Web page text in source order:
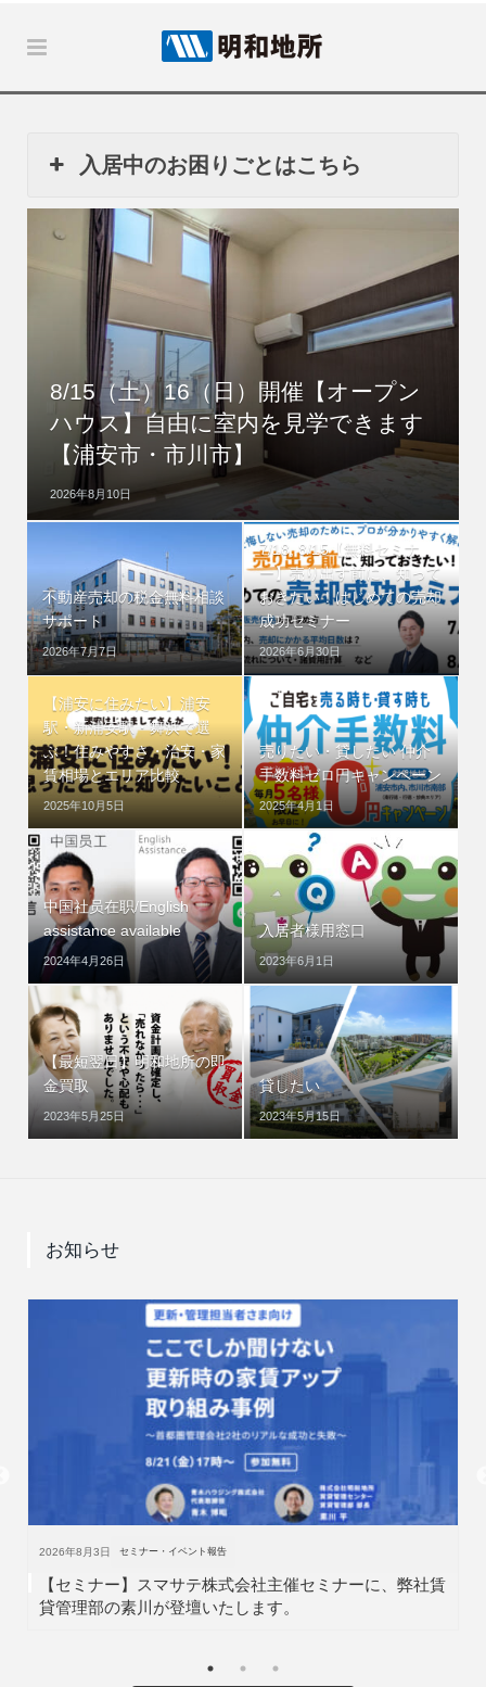
入居中のお困りごとはこちら
8/15（土）16（日）開催【オープン
ハウス】自由に室内を見学できます
【浦安市・市川市】
2026年8月10日
不動産売却の税金無料相談
サポート
2026年7月7日
7/18, 8/15【無料セミナ
ー】売り出す前に、知って
おきたい！はじめての売却
成功セミナー
2026年6月30日
【浦安に住みたい】浦安
駅・新浦安駅・舞浜で選
ぶ！住みやすさ・治安・家
賃相場とエリア比較
2025年10月5日
売りたい・貸したい 仲介
手数料ゼロ円キャンペーン
2025年4月1日
中国社员在职/English
assistance available
2024年4月26日
入居者様用窓口
2023年6月1日
【最短翌日】明和地所の即
金買取
2023年5月25日
貸したい
2023年5月15日
お知らせ
2026年8月3日 セミナー・イベント報告
【セミナー】スマサテ株式会社主催セミナーに、弊社賃
貸管理部の素川が登壇いたします。